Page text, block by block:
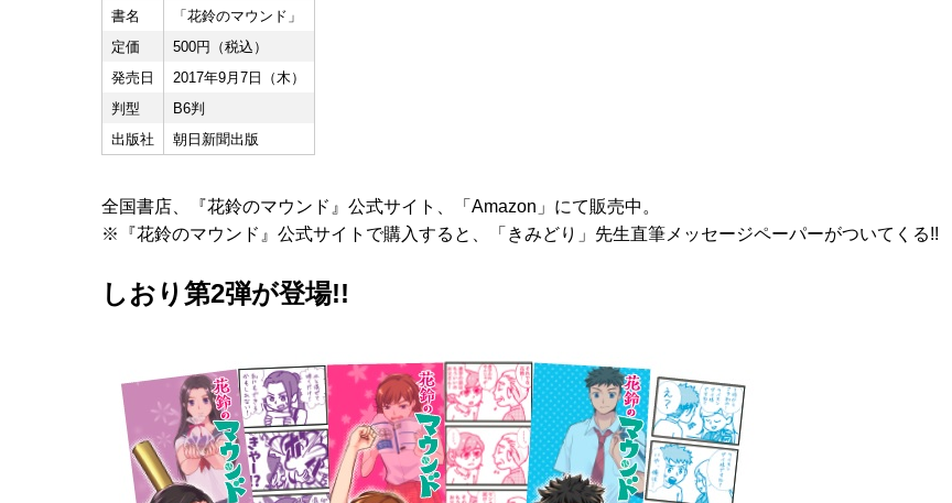
書名
「花鈴のマウンド」
定価
500円（税込）
発売日
2017年9月7日（木）
判型
B6判
出版社
朝日新聞出版
全国書店、『花鈴のマウンド』公式サイト、「Amazon」にて販売中。
※『花鈴のマウンド』公式サイトで購入すると、「きみどり」先生直筆メッセージペーパーがついてくる!!
しおり第2弾が登場!!